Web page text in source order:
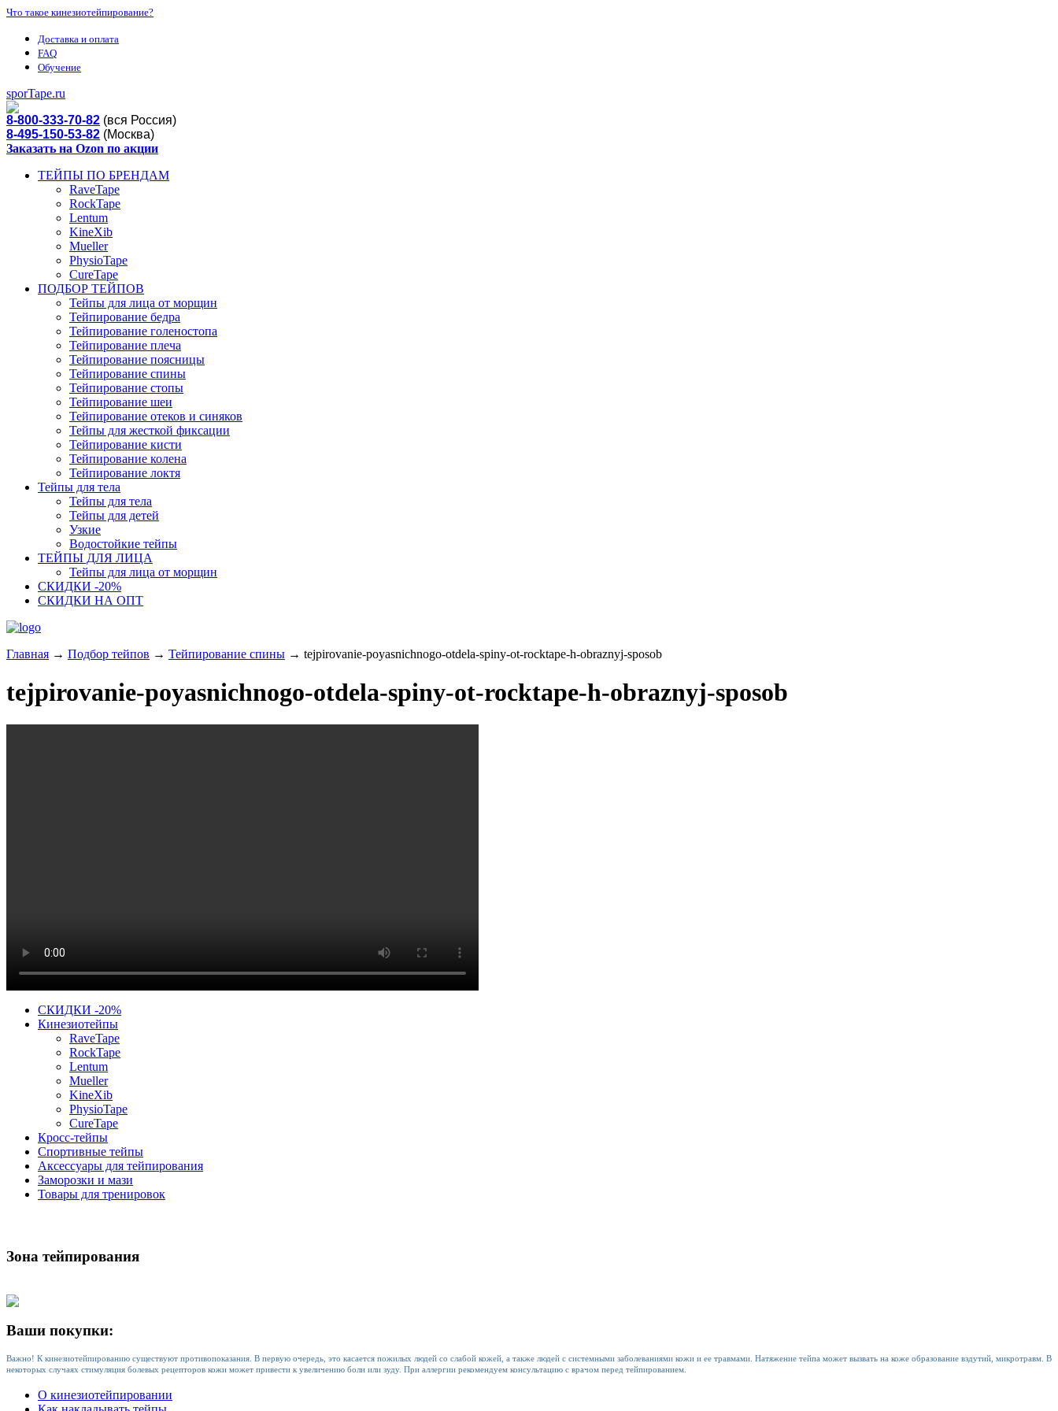
Что такое кинезиотейпирование?
Доставка и оплата
FAQ
Обучение
sporTape.ru
8-800-333-70-82 (вся Россия)
8-495-150-53-82 (Москва)
Заказать на Ozon по акции
ТЕЙПЫ ПО БРЕНДАМ
RaveTape
RockTape
Lentum
KineXib
Mueller
PhysioTape
CureTape
ПОДБОР ТЕЙПОВ
Тейпы для лица от морщин
Тейпирование бедра
Тейпирование голеностопа
Тейпирование плеча
Тейпирование поясницы
Тейпирование спины
Тейпирование стопы
Тейпирование шеи
Тейпирование отеков и синяков
Тейпы для жесткой фиксации
Тейпирование кисти
Тейпирование колена
Тейпирование локтя
Тейпы для тела
Тейпы для тела
Тейпы для детей
Узкие
Водостойкие тейпы
ТЕЙПЫ ДЛЯ ЛИЦА
Тейпы для лица от морщин
СКИДКИ -20%
СКИДКИ НА ОПТ
Главная → Подбор тейпов → Тейпирование спины → tejpirovanie-poyasnichnogo-otdela-spiny-ot-rocktape-h-obraznyj-sposob
tejpirovanie-poyasnichnogo-otdela-spiny-ot-rocktape-h-obraznyj-sposob
СКИДКИ -20%
Кинезиотейпы
RaveTape
RockTape
Lentum
Mueller
KineXib
PhysioTape
CureTape
Кросс-тейпы
Спортивные тейпы
Аксессуары для тейпирования
Заморозки и мази
Товары для тренировок
Зона тейпирования
Ваши покупки:
Важно! К кинезиотейпированию существуют противопоказания. В первую очередь, это касается пожилых людей со слабой кожей, а также людей с системными заболеваниями кожи и ее травмами. Натяжение тейпа может вызвать на коже образование вздутий, микротравм. В
некоторых случаях стимуляция болевых рецепторов кожи может привести к увеличению боли или зуду. При аллергии рекомендуем консультацию с врачом перед тейпированием.
О кинезиотейпировании